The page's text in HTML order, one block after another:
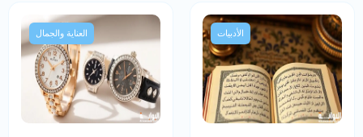
الأدبيات العناية والجمال